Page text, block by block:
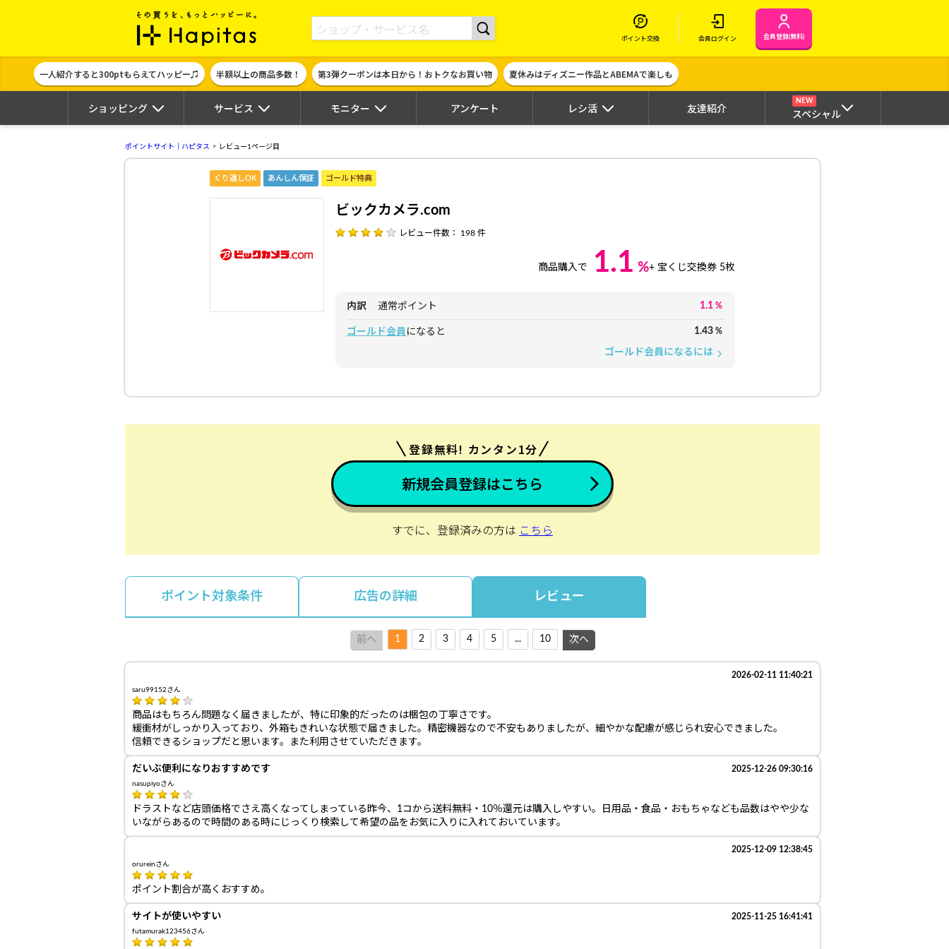
ポイント貯めて現金やギフト券に交換できるポイントサイト | ハピタス
ポイント交換 会員ログイン 会員登録(無料)
一人紹介すると300ptもらえてハッピー♫ 半額以上の商品多数！ 第3弾クーポンは本日から！おトクなお買い物 夏休みはディズニー作品とABEMAで楽しも
ショッピング サービス モニター アンケート レシ活 友達紹介
NEW
スペシャル
ポイントサイト｜ハピタス レビュー1ページ目
くり返しOK あんしん保証 ゴールド特典
ビックカメラ.com
レビュー件数： 198 件
商品購入で 1.1 %+ 宝くじ交換券 5枚
内訳 通常ポイント 1.1 %
ゴールド会員 になると 1.43 %
ゴールド会員になるには arrow_forward_ios
登録無料! カンタン1分
新規会員登録はこちら
すでに、登録済みの方は こちら
ポイント対象条件 広告の詳細 レビュー
前へ 1 2 3 4 5 ... 10 次へ
2026-02-11 11:40:21
saru99152さん
商品はもちろん問題なく届きましたが、特に印象的だったのは梱包の丁寧さです。
緩衝材がしっかり入っており、外箱もきれいな状態で届きました。精密機器なので不安もありましたが、細やかな配慮が感じられ安心できました。
信頼できるショップだと思います。また利用させていただきます。
だいぶ便利になりおすすめです 2025-12-26 09:30:16
nasupiyoさん
ドラストなど店頭価格でさえ高くなってしまっている昨今、1コから送料無料・10％還元は購入しやすい。日用品・食品・おもちゃなども品数はやや少な
いながらあるので時間のある時にじっくり検索して希望の品をお気に入りに入れておいています。
2025-12-09 12:38:45
orureinさん
ポイント割合が高くおすすめ。
サイトが使いやすい 2025-11-25 16:41:41
futamurak123456さん